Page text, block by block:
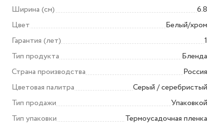
Ширина (см)
6.8
Цвет
Белый/хром
Гарантия (лет)
1
Тип продукта
Бленда
Страна производства
Россия
Цветовая палитра
Серый / серебристый
Тип продажи
Упаковкой
Тип упаковки
Термоусадочная пленка